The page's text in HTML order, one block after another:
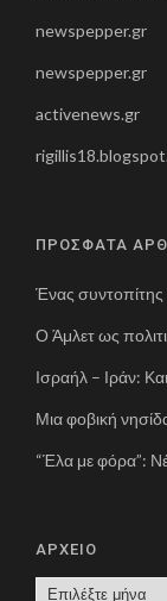
newspepper.gr
newspepper.gr
activenews.gr
ΠΡΟΣΦΑΤΑ
Ένας
Ο Άμλετ ως
Ισραήλ – Ιράν:
Μια φοβική
“Έλα με φόρα”:
ΑΡΧΕΙΟ